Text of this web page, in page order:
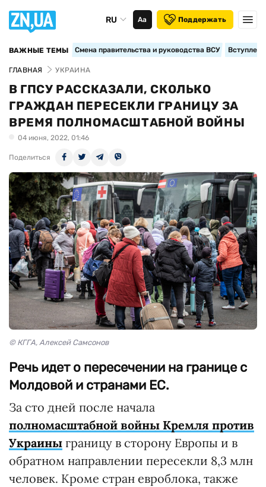
RU Аа Поддержать
ВАЖНЫЕ ТЕМЫ Смена правительства и руководства ВСУ
ГЛАВНАЯ УКРАИНА
В ГПСУ РАССКАЗАЛИ, СКОЛЬКО
ГРАЖДАН ПЕРЕСЕКЛИ ГРАНИЦУ ЗА
ВРЕМЯ ПОЛНОМАСШТАБНОЙ ВОЙНЫ
04 июня, 2022, 01:46
Поделиться
© КГГА, Алексей Самсонов
Речь идет о пересечении на границе с
Молдовой и странами ЕС.
За сто дней после начала
полномасштабной войны Кремля против
Украины границу в сторону Европы и в
обратном направлении пересекли 8,3 млн
человек. Кроме стран евроблока, также